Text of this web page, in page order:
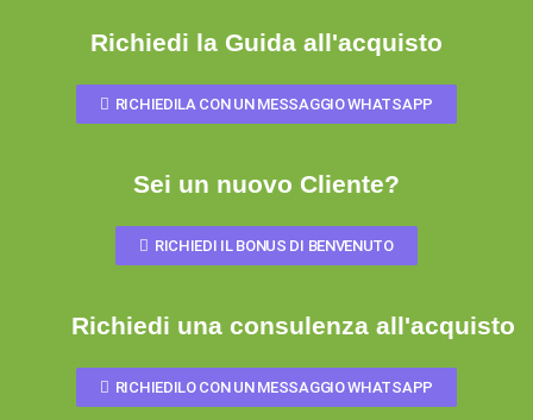
Richiedi la Guida all'acquisto
RICHIEDILA CON UN MESSAGGIO WHATSAPP
Sei un nuovo Cliente?
RICHIEDI IL BONUS DI BENVENUTO
Richiedi una consulenza all'acquisto
RICHIEDILO CON UN MESSAGGIO WHATSAPP